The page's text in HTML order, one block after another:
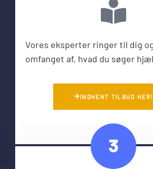
Vores eksperter ringer til dig
omfanget af, hvad du søger
INDHENT TILBUD HER!
3